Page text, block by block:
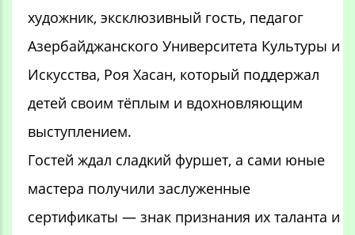
художник, эксклюзивный гость, педагог
Азербайджанского Университета Культуры и
Искусства, Роя Хасан, который поддержал
детей своим тёплым и вдохновляющим
выступлением.
Гостей ждал сладкий фуршет, а сами юные
мастера получили заслуженные
сертификаты — знак признания их таланта и